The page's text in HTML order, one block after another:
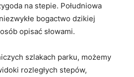
na stepie. Południowa
bogactwo dzikiej
opisać słowami.
szlakach parku, możemy
rozległych stepów,